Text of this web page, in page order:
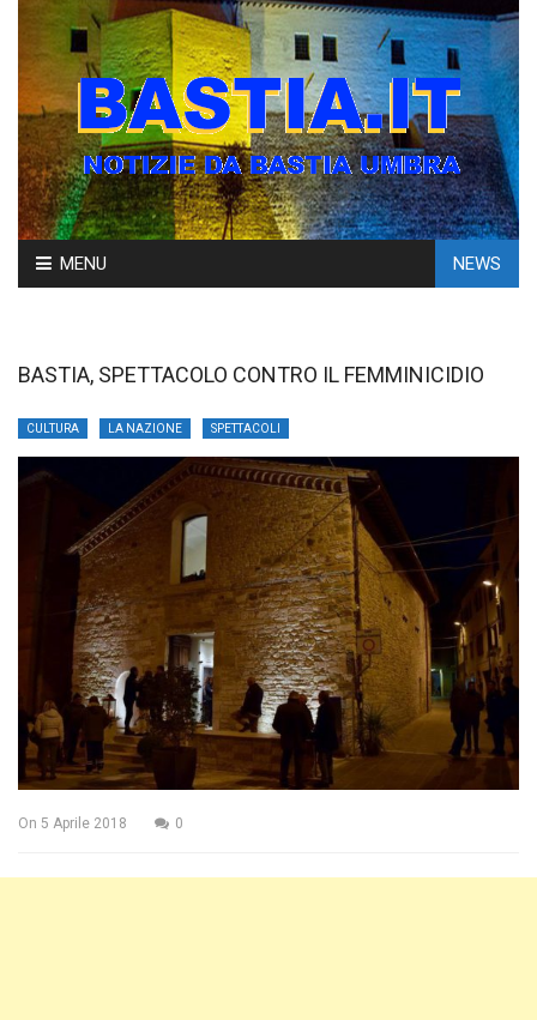
Skip
to
MENU NEWS
BASTIA, SPETTACOLO CONTRO IL FEMMINICIDIO
CULTURA LA NAZIONE SPETTACOLI
On 5 Aprile 2018 0